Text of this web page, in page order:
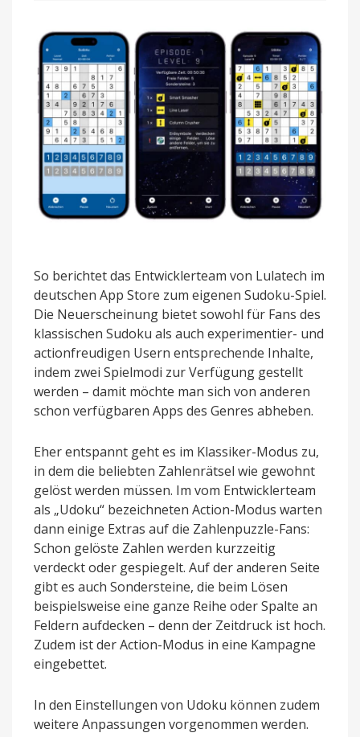
So berichtet das Entwicklerteam von Lulatech im
deutschen App Store zum eigenen Sudoku-Spiel.
Die Neuerscheinung bietet sowohl für Fans des
klassischen Sudoku als auch experimentier- und
actionfreudigen Usern entsprechende Inhalte,
indem zwei Spielmodi zur Verfügung gestellt
werden – damit möchte man sich von anderen
schon verfügbaren Apps des Genres abheben.
Eher entspannt geht es im Klassiker-Modus zu,
in dem die beliebten Zahlenrätsel wie gewohnt
gelöst werden müssen. Im vom Entwicklerteam
als „Udoku“ bezeichneten Action-Modus warten
dann einige Extras auf die Zahlenpuzzle-Fans:
Schon gelöste Zahlen werden kurzzeitig
verdeckt oder gespiegelt. Auf der anderen Seite
gibt es auch Sondersteine, die beim Lösen
beispielsweise eine ganze Reihe oder Spalte an
Feldern aufdecken – denn der Zeitdruck ist hoch.
Zudem ist der Action-Modus in eine Kampagne
eingebettet.
In den Einstellungen von Udoku können zudem
weitere Anpassungen vorgenommen werden.